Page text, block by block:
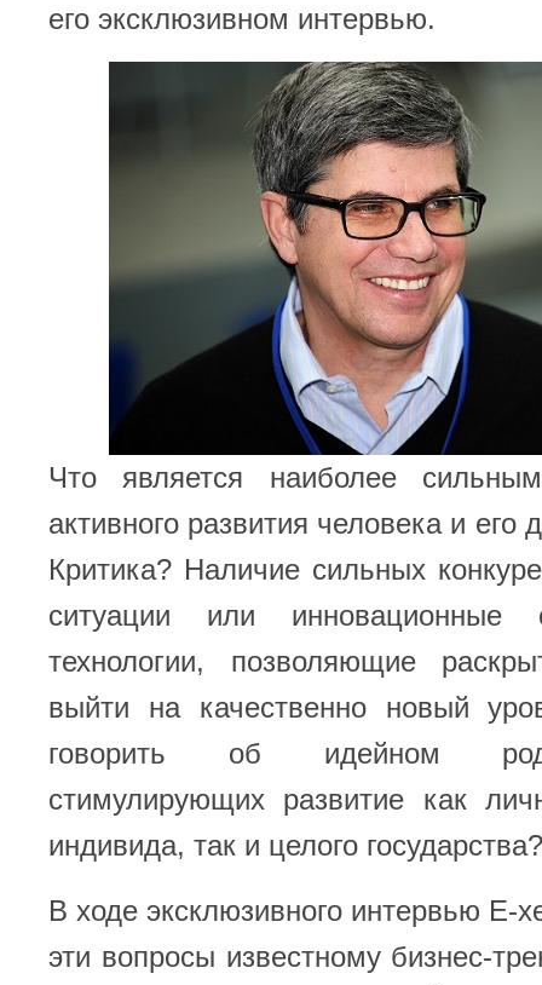
его эксклюзивном интервью.
Что является наиболее
активного развития человека и его
Критика? Наличие сильных
ситуации или инновационные
технологии, позволяющие
выйти на качественно новый
говорить об идейном
стимулирующих развитие как
индивида, так и целого
В ходе эксклюзивного интервью E-
эти вопросы известному бизнес-